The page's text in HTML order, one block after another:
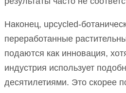
Наконец, upcycled-
переработанные
подаются как инновация,
индустрия использует
десятилетиями. Это скорее